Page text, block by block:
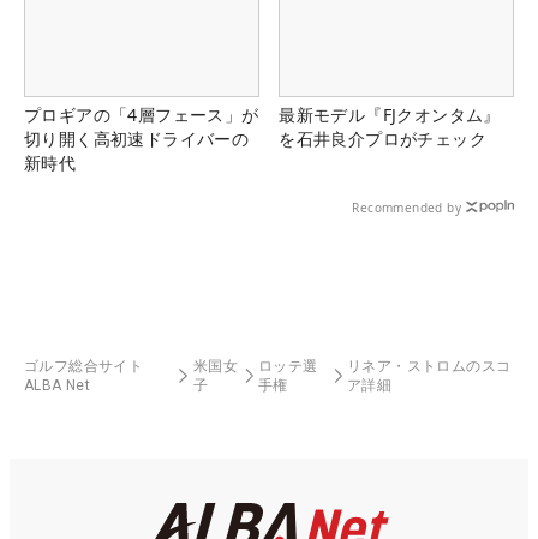
プロギアの「4層フェース」が
切り開く高初速ドライバーの
新時代
最新モデル『FJクオンタム』
を石井良介プロがチェック
Recommended by
ゴルフ総合サイト
ALBA Net
米国女
子
ロッテ選
手権
リネア・ストロムのスコ
ア詳細